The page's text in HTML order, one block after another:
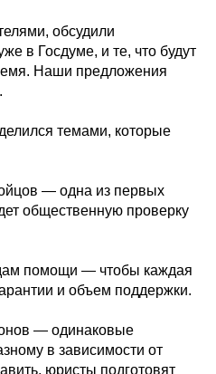
обсудили
в Госдуме, и те, что будут
Наши предложения
темами, которые
— одна из первых
общественную проверку
помощи — чтобы каждая
и объем поддержки.
— одинаковые
в зависимости от
юристы подготовят